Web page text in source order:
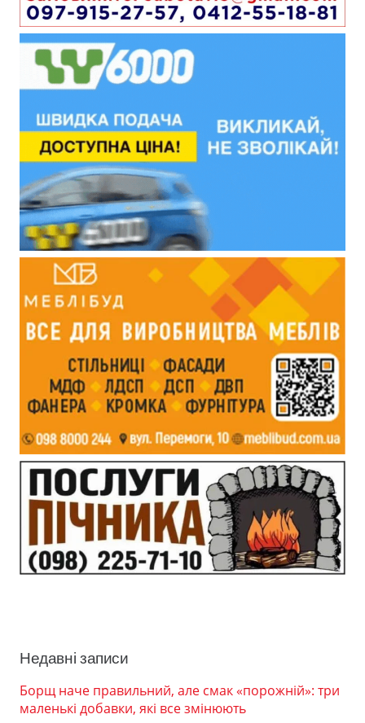
Недавні записи
Борщ наче правильний, але смак «порожній»: три
маленькі добавки, які все змінюють